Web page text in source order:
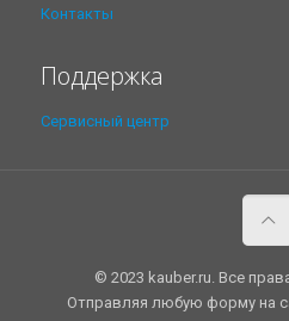
Контакты
Поддержка
Сервисный центр
© 2023 kauber.ru. Все
Отправляя любую форму на